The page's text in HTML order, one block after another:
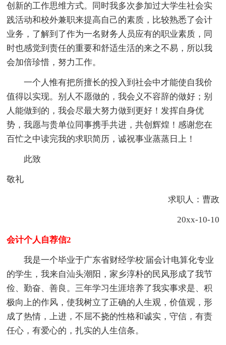
创新的工作思维方式。同时我多次参加过大学生社会实
践活动和校外兼职来提高自己的素质，比较熟悉了会计
业务，了解到了作为一名财务人员应有的职业素质，同
时也感觉到责任的重要和舒适生活的来之不易，所以我
会加倍珍惜，努力工作。
一个人惟有把所擅长的投入到社会中才能使自我价
值得以实现。别人不愿做的，我会义不容辞的做好；别
人能做到的，我会尽最大努力做到更好！发挥自身优
势，我愿与贵单位同事携手共进，共创辉煌！感谢您在
百忙之中读完我的求职简历，诚祝事业蒸蒸日上！
此致
敬礼
求职人：曹政
20xx-10-10
会计个人自荐信2
我是一个毕业于广东省财经学校'届会计电算化专业
的学生，我来自汕头潮阳，家乡淳朴的民风形成了我节
俭、勤奋、善良。三年学习生涯培养了我实事求是、积
极向上的作风，使我树立了正确的人生观，价值观，形
成了热情，上进，不屈不挠的性格和诚实，守信，有责
任心，有爱心的，扎实的人生信条。